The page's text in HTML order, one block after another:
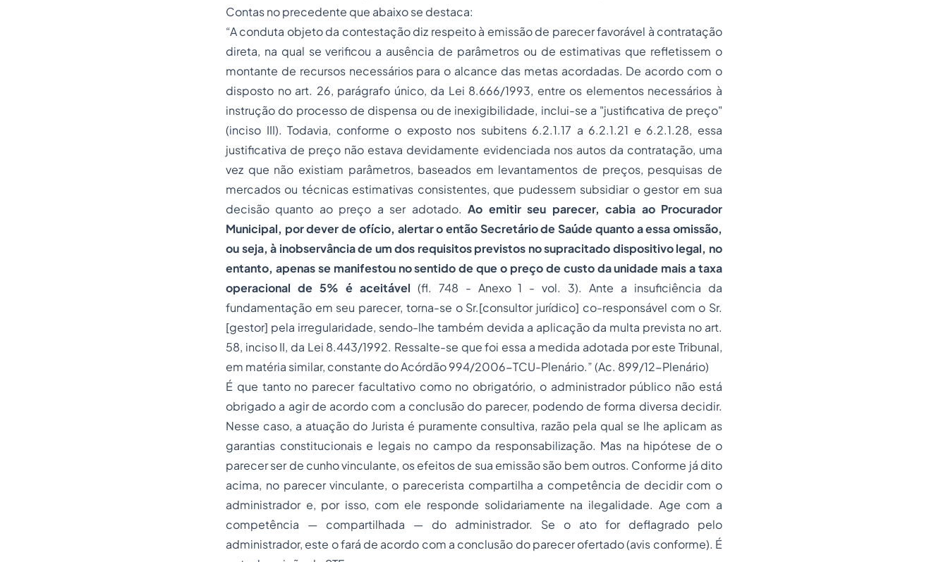
Contas no precedente que abaixo se destaca:
“A conduta objeto da contestaçãodiz respeito à emissão de parecer favorável à contratação
direta, na qual se verificou a ausência de parâmetros ou de estimativas que refletissem o
montante de recursos necessários para o alcance das metas acordadas. De acordo com o
disposto no art. 26, parágrafo único, da Lei 8.666/1993, entre os elementos necessários à
instrução do processode dispensa ou de inexigibilidade, inclui-se a "justificativa de preço"
(inciso III). Todavia, conforme o exposto nos subitens 6.2.1.17 a 6.2.1.21 e 6.2.1.28, essa
justificativa de preço não estava devidamente evidenciada nos autos da contratação, uma
vez que não existiam parâmetros, baseados em levantamentos de preços, pesquisas de
mercados ou técnicas estimativas consistentes, que pudessem subsidiar o gestor em sua
decisão quanto ao preço a ser adotado.Ao emitir seu parecer, cabia ao Procurador
Municipal, por dever de ofício, alertar o então Secretário de Saúde quanto a essa omissão,
ou seja, à inobservância de um dos requisitos previstos no supracitado dispositivo legal, no
entanto, apenas se manifestou no sentido de que o preço de custo da unidade mais a taxa
operacional de 5% é aceitável (fl. 748 - Anexo 1 - vol. 3). Ante a insuficiência da
fundamentação em seu parecer, torna-se o Sr.[consultor jurídico] co-responsável com o Sr.
[gestor] pela irregularidade, sendo-lhe também devida a aplicação da multa prevista no art.
58, inciso II, da Lei 8.443/1992. Ressalte-se que foi essa a medida adotada por este Tribunal,
em matéria similar, constante do Acórdão 994/2006-TCU-Plenário.” (Ac. 899/12-Plenário)
É que tanto no parecer facultativo como no obrigatório, o administrador público não está
obrigado a agir de acordo com a conclusão do parecer, podendo de forma diversa decidir.
Nesse caso, a atuação do Jurista é puramente consultiva, razão pela qual se lhe aplicam as
garantias constitucionais e legais no campo da responsabilização. Mas na hipótese de o
parecer ser de cunho vinculante, os efeitos de sua emissão são bem outros. Conforme já dito
acima, no parecer vinculante, o parecerista compartilha a competência de decidir com o
administrador e, por isso, com ele responde solidariamente na ilegalidade. Age com a
competência — compartilhada — do administrador. Se o ato for deflagrado pelo
administrador, este o fará de acordo com a conclusão do parecer ofertado (avis conforme). É